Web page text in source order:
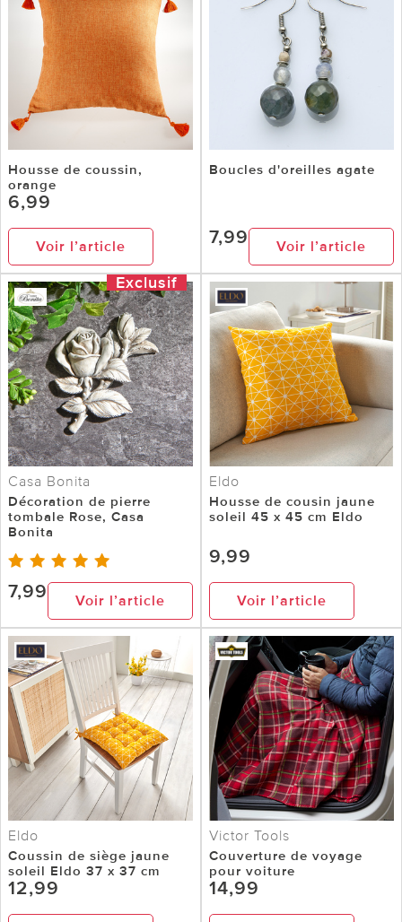
Housse de coussin,
orange
6,99
Voir l’article
Boucles d'oreilles agate
7,99 Voir l’article
Exclusif
Casa Bonita
Décoration de pierre
tombale Rose, Casa
Bonita
7,99 Voir l’article
Eldo
Housse de cousin jaune
soleil 45 x 45 cm Eldo
9,99
Voir l’article
Eldo
Coussin de siège jaune
soleil Eldo 37 x 37 cm
12,99
Victor Tools
Couverture de voyage
pour voiture
14,99